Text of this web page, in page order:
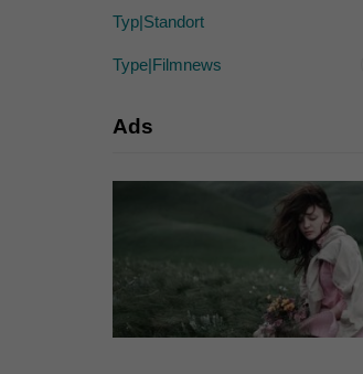
Typ|Standort
Type|Filmnews
Ads